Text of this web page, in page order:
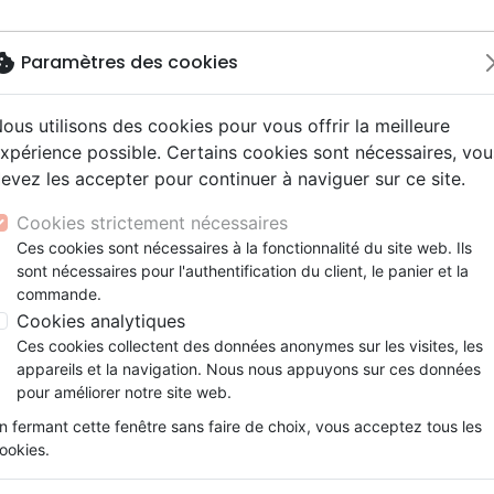
NouveautésBibles
courant
Français fondamental
Bibles d'étude
Bibles audio
Nouveaux Testaments
Livres
société, politique
adoration, louange
santé
couple
Israël, Messianique
Evangelisation
Témoignages, biographies
Romans
jeunes
jeunesse
méditations jeunesse
Livres d'activités
CD Jeunesse
Enseignement jeunesse
hop
Noël, Musique de fête
Compilations
Rock
vraies, témoignages
reportages
Concerts, spectacles
Enseignement, conférences
cadeaux Jeux
Rose, née des cendres - Une rescapée de la Shoah
Rose, née des cendres
Rose Price
RéférenceOUR2054 EAN9782889130542
Description
Aussi longtemps que je vivrai je
Paramètres des cookies
utilisons des cookies pour vous offrir la meilleure
possible. Certains cookies sont nécessaires,
les accepter pour continuer à naviguer sur ce site.
Cookies strictement nécessaires
Ces cookies sont nécessaires à la fonctionnalité du site web. Ils
sont nécessaires pour l'authentification du client, le panier et la
commande.
Cookies analytiques
Ces cookies collectent des données anonymes sur les visites, les
appareils et la navigation. Nous nous appuyons sur ces données
pour améliorer notre site web.
fermant cette fenêtre sans faire de choix, vous acceptez tous les